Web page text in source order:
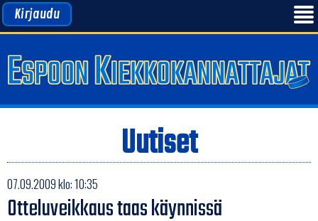
Kirjaudu
Uutiset
07.09.2009 klo: 10:35
Otteluveikkaus taas käynnissä